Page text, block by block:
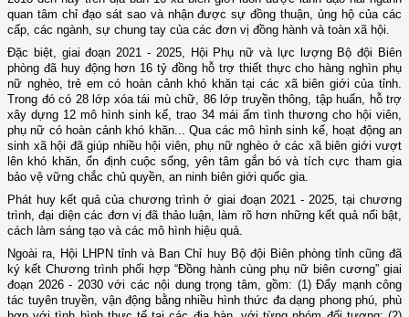
quan tâm chỉ đạo sát sao và nhận được sự đồng thuận, ủng hộ của các
cấp, các ngành, sự chung tay của các đơn vị đồng hành và toàn xã hội.
Đặc biệt, giai đoạn 2021 - 2025, Hội Phụ nữ và lực lượng Bộ đội Biên
phòng đã huy động hơn 16 tỷ đồng hỗ trợ thiết thực cho hàng nghìn phụ
nữ nghèo, trẻ em có hoàn cảnh khó khăn tại các xã biên giới của tỉnh.
Trong đó có 28 lớp xóa tái mù chữ, 86 lớp truyền thông, tập huấn, hỗ trợ
xây dựng 12 mô hình sinh kế, trao 34 mái ấm tình thương cho hội viên,
phụ nữ có hoàn cảnh khó khăn... Qua các mô hình sinh kế, hoạt động an
sinh xã hội đã giúp nhiều hội viên, phụ nữ nghèo ở các xã biên giới vượt
lên khó khăn, ổn định cuộc sống, yên tâm gắn bó và tích cực tham gia
bảo vệ vững chắc chủ quyền, an ninh biên giới quốc gia.
Phát huy kết quả của chương trình ở giai đoạn 2021 - 2025, tạichương
trình , đại diện các đơn vị đã thảo luận, làm rõ hơn những kết quả nổi bật,
cách làm sáng tạo và các mô hình hiệu quả.
Ngoài ra , Hội LHPN tỉnh và Ban Chỉ huy Bộ đội Biên phòng tỉnh cũngđã
ký kết Chương trình phối hợp “Đồng hành cùng phụ nữ biên cương” giai
đoạn 2026 - 2030 với các nội dung trọng tâm, gồm: (1) Đẩy mạnh công
tác tuyên truyền, vận động bằng nhiều hình thức đa dạng phong phú, phù